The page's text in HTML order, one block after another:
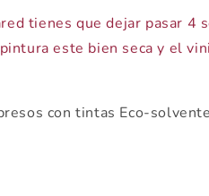
tienes que dejar pasar 4
este bien seca y el
con tintas Eco-